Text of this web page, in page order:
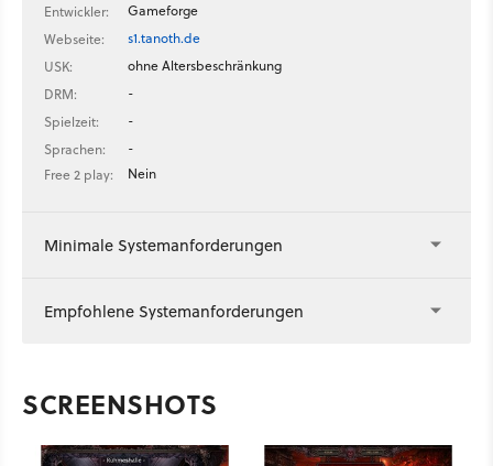
Entwickler:
Gameforge
Webseite:
s1.tanoth.de
USK:
ohne Altersbeschränkung
DRM:
-
Spielzeit:
-
Sprachen:
-
Free 2 play:
Nein
Minimale Systemanforderungen
Empfohlene Systemanforderungen
SCREENSHOTS